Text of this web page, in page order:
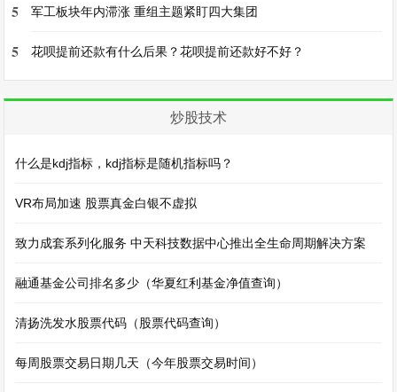
5 军工板块年内滞涨 重组主题紧盯四大集团
5 花呗提前还款有什么后果？花呗提前还款好不好？
炒股技术
什么是kdj指标，kdj指标是随机指标吗？
VR布局加速 股票真金白银不虚拟
致力成套系列化服务 中天科技数据中心推出全生命周期解决方案
融通基金公司排名多少（华夏红利基金净值查询）
清扬洗发水股票代码（股票代码查询）
每周股票交易日期几天（今年股票交易时间）